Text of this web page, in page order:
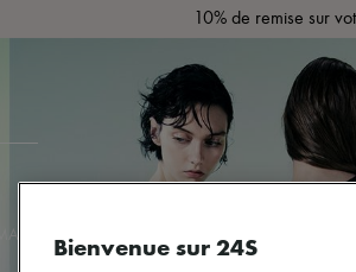
10% de remise sur
MARQUESBienvenue sur 24S